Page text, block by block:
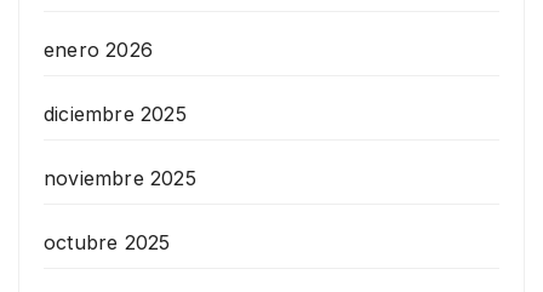
enero 2026
diciembre 2025
noviembre 2025
octubre 2025